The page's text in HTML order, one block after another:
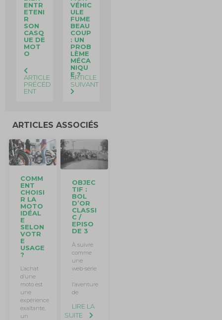
ENTR
ETENI
R
SON
CASQ
UE DE
MOT
O
ARTICLE
PRÉCÉD
ENT
VÉHIC
ULE
FUME
BEAU
COUP
: UN
PROB
LÈME
MÉCA
NIQU
E ?
ARTICLE
SUIVANT
ARTICLES ASSOCIÉS
COMM
ENT
CHOISI
R LA
MOTO
IDÉAL
E
SELON
VOTR
E
USAGE
?
L’achat
d’une
moto est
une
expérience
exaltante,
un
OBJEC
TIF :
BOL
D’OR
CLASSI
C /
EPISO
DE 3
À suivre
comme
une
web-série
:
l’aventure
de
LIRE LA
SUITE